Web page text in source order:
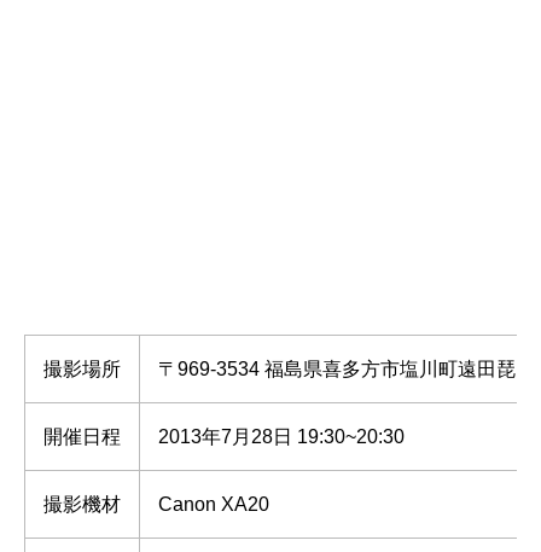
撮影場所 〒969-3534 福島県喜多方市塩川町遠田琵
開催日程 2013年7月28日 19:30~20:30
撮影機材 Canon XA20